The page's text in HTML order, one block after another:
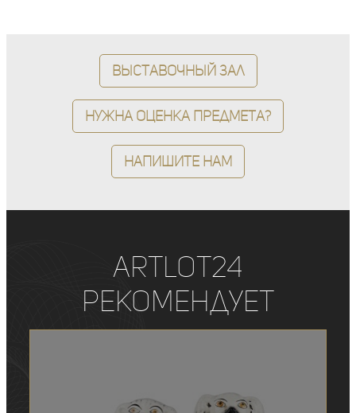
Выставочный зал
Нужна оценка предмета?
Напишите нам
ArtLot24
рекомендует